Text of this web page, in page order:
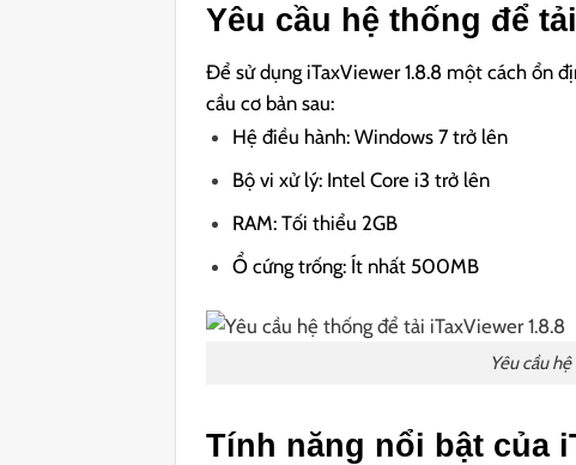
Yêu cầu hệ thống để
Để sử dụng iTaxViewer 1.8.8 một cách ổn
cầu cơ bản sau:
Hệ điều hành: Windows 7 trở lên
Bộ vi xử lý: Intel Core i3 trở lên
RAM: Tối thiểu 2GB
Ổ cứng trống: Ít nhất 500MB
Yêu cầu
Tính năng nổi bật của